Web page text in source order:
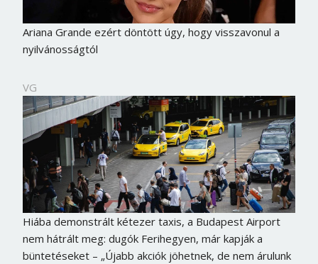
Ariana Grande ezért döntött úgy, hogy visszavonul a
nyilvánosságtól
VG
Hiába demonstrált kétezer taxis, a Budapest Airport
nem hátrált meg: dugók Ferihegyen, már kapják a
büntetéseket – „Újabb akciók jöhetnek, de nem árulunk